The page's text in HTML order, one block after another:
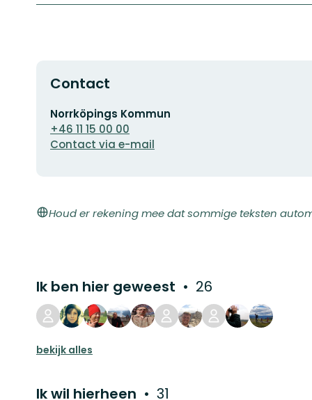
Contact
E-
mailadres
Norrköpings Kommun
+46 11 15 00 00
Contact via e-mail
Houd er rekening mee dat sommige teksten
Ik ben hier geweest 26
bekijk alles
Ik wil hierheen 31